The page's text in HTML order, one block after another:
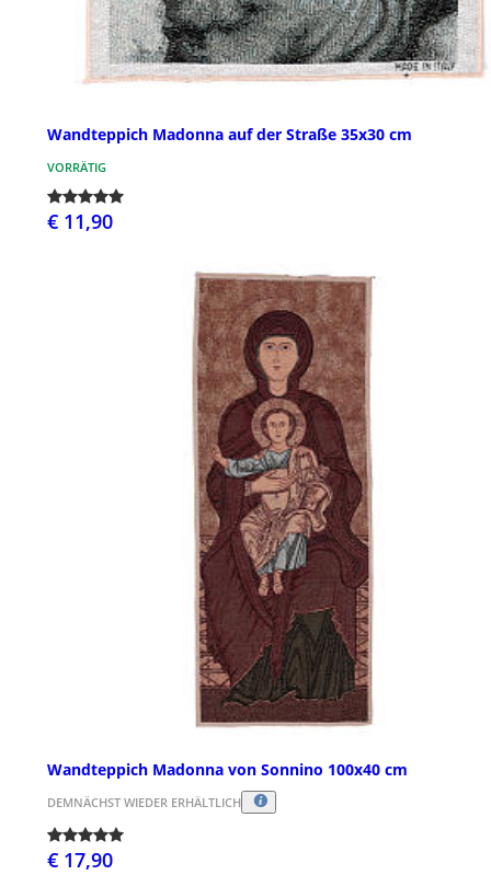
Wandteppich Madonna auf der Straße 35x30 cm
VORRÄTIG
€ 11,90
Wandteppich Madonna von Sonnino 100x40 cm
DEMNÄCHST WIEDER ERHÄLTLICH
€ 17,90